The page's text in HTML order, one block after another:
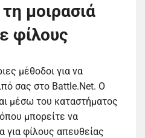
μοιρασιά
φίλους
μέθοδοι για να
σας στο Battle.Net. Ο
μέσω του καταστήματος
μπορείτε να
για φίλους απευθείας